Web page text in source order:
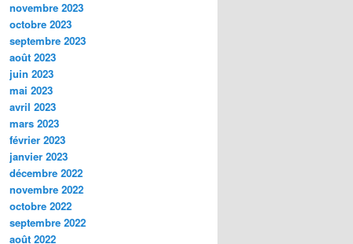
novembre 2023
octobre 2023
septembre 2023
août 2023
juin 2023
mai 2023
avril 2023
mars 2023
février 2023
janvier 2023
décembre 2022
novembre 2022
octobre 2022
septembre 2022
août 2022